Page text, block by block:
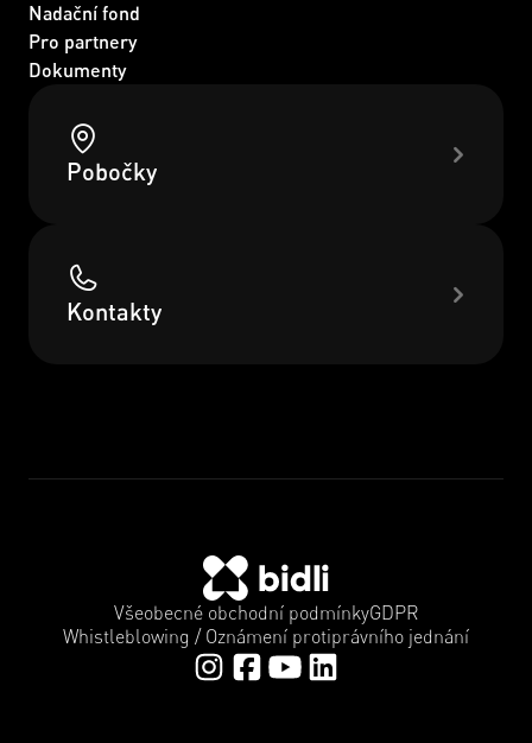
Nadační fond
Pro partnery
Dokumenty
Pobočky
Kontakty
Všeobecné obchodní podmínkyGDPR
Whistleblowing / Oznámení protiprávního jednání